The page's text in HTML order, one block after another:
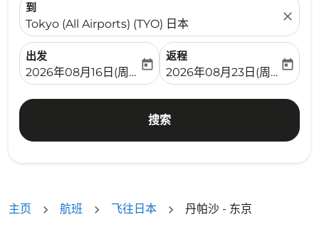
到
Tokyo (All Airports) (TYO) 日本
close
出发
fc-booking-departure-date-aria-label
2026年08月16日(周日)
today
返程
fc-booking-return-date-
2026年08月23日(周日)
today
搜索
主页 航班 飞往日本 丹帕沙 - 东京